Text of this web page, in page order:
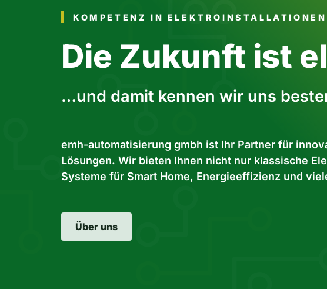
KOMPETENZ IN
Die Zukunft ist
…und damit kennen wir uns
emh-automatisierung gmbh ist Ihr Partner für
Lösungen. Wir bieten Ihnen nicht nur klassische
Systeme für Smart Home, Energieeffizienz und
Über uns